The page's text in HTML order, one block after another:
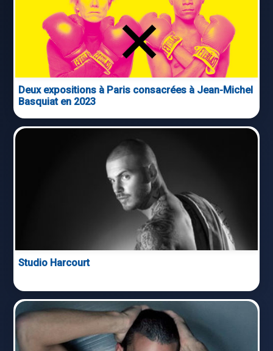
Deux expositions à Paris consacrées à Jean-Michel
Basquiat en 2023
Studio Harcourt